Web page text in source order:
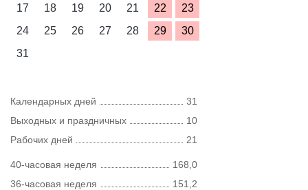
17
18 19 20 21 22
23
24
25 26 27 28 29
30
31
Календарных дней
31
Выходных и праздничных
10
Рабочих дней
21
40-часовая неделя
168,0
36-часовая неделя
151,2